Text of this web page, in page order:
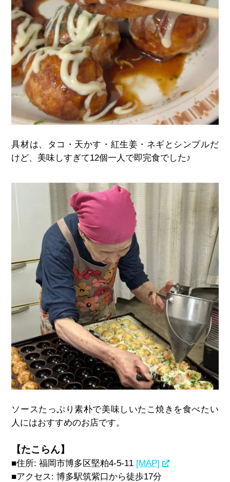
具材は、タコ・天かす・紅生姜・ネギとシンプルだ
けど、美味しすぎて12個一人で即完食でした♪
ソースたっぷり素朴で美味しいたこ焼きを食べたい
人にはおすすめのお店です。
【たこらん】
■住所: 福岡市博多区堅粕4-5-11 [MAP]
■アクセス: 博多駅筑紫口から徒歩17分